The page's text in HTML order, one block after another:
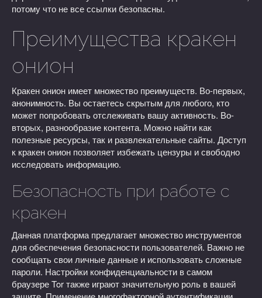
потому что не все ссылки безопасны.
Преимущества кракен
онион
Кракен онион имеет множество преимуществ. Во-первых,
анонимность. Вы остаетесь скрытым для любого, кто
может попробовать отслеживать вашу активность. Во-
вторых, разнообразие контента. Можно найти как
полезные ресурсы, так и развлекательные сайты. Доступ
к кракен онион позволяет избежать цензуры и свободно
исследовать информацию.
Безопасность при работе с
кракен
Данная платформа предлагает множество инструментов
для обеспечения безопасности пользователей. Важно не
сообщать свои личные данные и использовать сложные
пароли. Настройки конфиденциальности в самом
браузере Tor также играют значительную роль в вашей